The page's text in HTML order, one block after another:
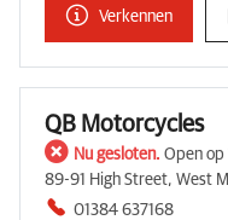
Verkennen
QB Motorcycles
Nu gesloten. Open op
89-91 High Street, West
01384 637168